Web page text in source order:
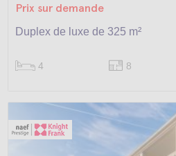
Prix sur demande
Duplex de luxe de 325 m²
4 8